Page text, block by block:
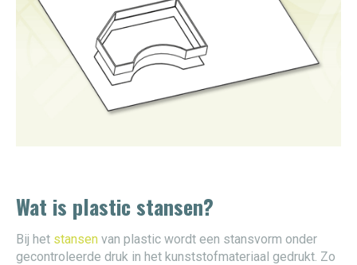
Wat is plastic stansen?
Bij het stansen van plastic wordt een stansvorm onder
gecontroleerde druk in het kunststofmateriaal gedrukt. Zo